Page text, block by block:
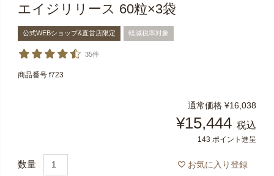
エイジリリース 60粒×3袋
公式WEBショップ&直営店限定 軽減税率対象
35件
商品番号 f723
通常価格 ¥16,038
¥15,444 税込
143 ポイント進呈
お気に入り登録